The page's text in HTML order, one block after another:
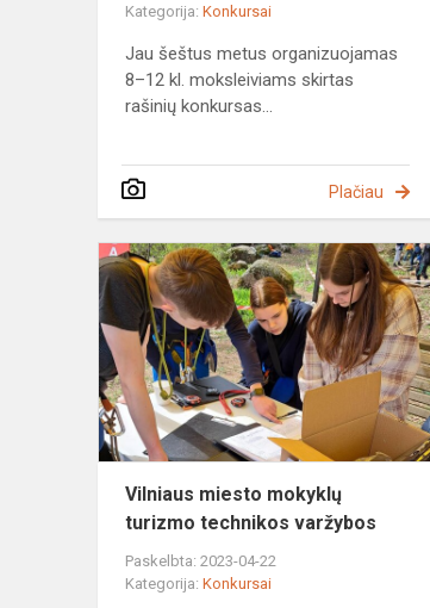
Kategorija: Konkursai
Jau šeštus metus organizuojamas
8–12 kl. moksleiviams skirtas
rašinių konkursas...
Plačiau
Vilniaus miesto mokyklų
turizmo technikos varžybos
Paskelbta: 2023-04-22
Kategorija: Konkursai